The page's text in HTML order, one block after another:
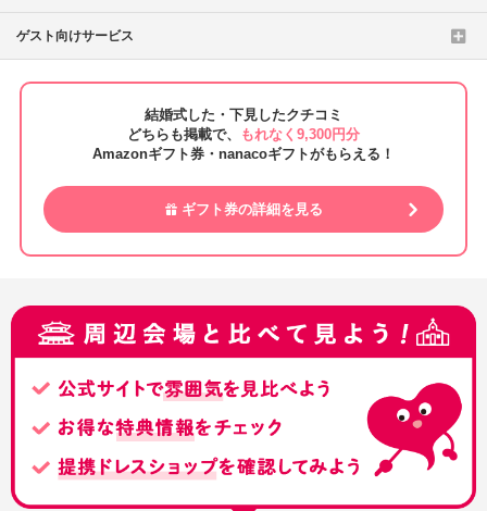
ゲスト向けサービス
結婚式した・下見したクチコミ
どちらも掲載で、
もれなく9,300円分
Amazonギフト券・nanacoギフトがもらえる！
ギフト券の詳細を見る